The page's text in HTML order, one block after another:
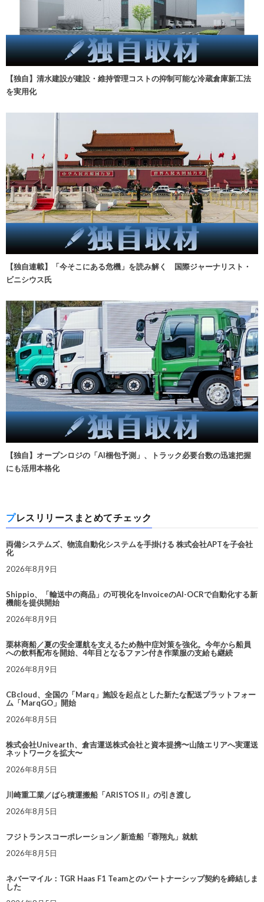
【独自】清水建設が建設・維持管理コストの抑制可能な冷蔵倉庫新工法
を実用化
【独自連載】「今そこにある危機」を読み解く 国際ジャーナリスト・
ビニシウス氏
【独自】オープンロジの「AI梱包予測」、トラック必要台数の迅速把握
にも活用本格化
プレスリリースまとめてチェック
両備システムズ、物流自動化システムを手掛ける 株式会社APTを子会社
化
2026年8月9日
Shippio、「輸送中の商品」の可視化をInvoiceのAI-OCRで自動化する新
機能を提供開始
2026年8月9日
栗林商船／夏の安全運航を支えるため熱中症対策を強化。今年から船員
への飲料配布を開始、4年目となるファン付き作業服の支給も継続
2026年8月9日
CBcloud、全国の「Marq」施設を起点とした新たな配送プラットフォー
ム「MarqGO」開始
2026年8月5日
株式会社Univearth、倉吉運送株式会社と資本提携〜山陰エリアへ実運送
ネットワークを拡大〜
2026年8月5日
川崎重工業／ばら積運搬船「ARISTOS II」の引き渡し
2026年8月5日
フジトランスコーポレーション／新造船「蓉翔丸」就航
2026年8月5日
ネバーマイル：TGR Haas F1 Teamとのパートナーシップ契約を締結しま
した